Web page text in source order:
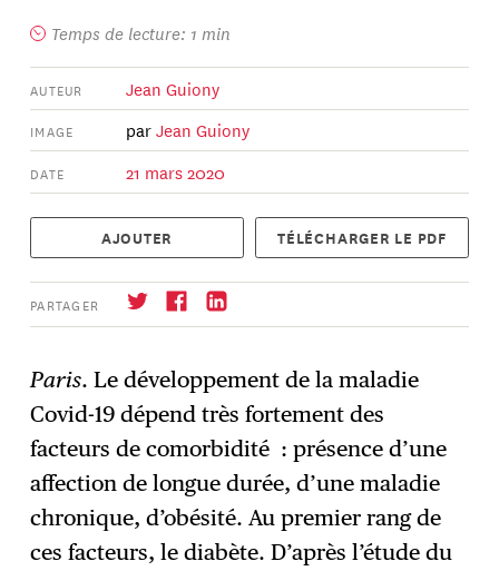
Temps de lecture: 1 min
AUTEUR Jean Guiony
IMAGE parJean Guiony
DATE 21 mars 2020
AJOUTER TÉLÉCHARGER LE PDF
PARTAGER
→ S'abonner
Paris. Le développement de la maladie
Covid-19 dépend très fortement des
facteurs de comorbidité : présence d’une
affection de longue durée, d’une maladie
chronique, d’obésité. Au premier rang de
ces facteurs, le diabète. D’après l’étude du